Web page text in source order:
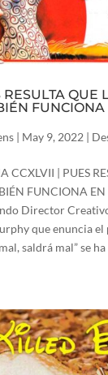
RESULTA QUE
FUNCIONA
| May 9, 2022 |
CCXLVII | PUES
FUNCIONA EN
Director
que enuncia
saldrá mal” se